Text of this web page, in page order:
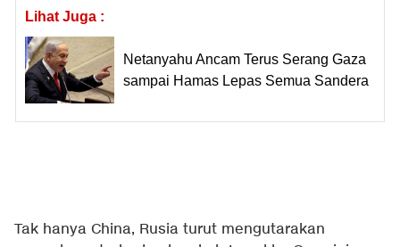
Lihat Juga :
Netanyahu Ancam Terus Serang Gaza
sampai Hamas Lepas Semua Sandera
Tak hanya China, Rusia turut mengutarakan